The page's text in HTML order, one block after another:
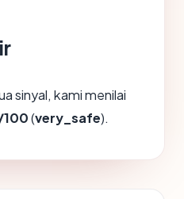
sinyal, kami menilai
100(very_safe).